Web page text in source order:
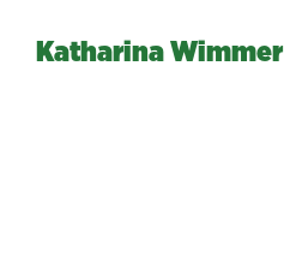
Katharina Wimmer